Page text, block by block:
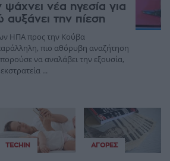
νέα ηγεσία για
την πίεση
ΗΠΑ προς την Κούβα
πιο αθόρυβη αναζήτηση
να αναλάβει την εξουσία,
...
TECHIN ΑΓΟΡΈΣ